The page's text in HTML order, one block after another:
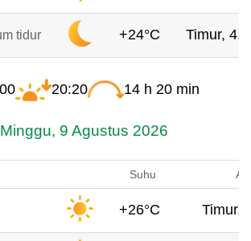
tidur +24°C Timur,
20:20 14 h 20 min
Minggu, 9 Agustus 2026
Suhu
+26°C Timur,